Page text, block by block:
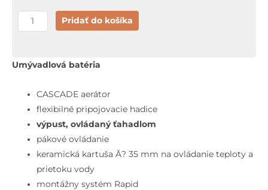
množstvo
Hansa
Umývadlová
výpustom,
chróm
Pridať do košíka
Umývadlová batéria
CASCADE aerátor
flexibilné pripojovacie hadice
výpust, ovládaný ťahadlom
pákové ovládanie
keramická kartuša Ă? 35 mm na ovládanie teploty a
prietoku vody
montážny systém Rapid